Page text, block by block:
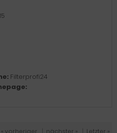
Filterprofi24
« vorheriger nächster » Letzter »